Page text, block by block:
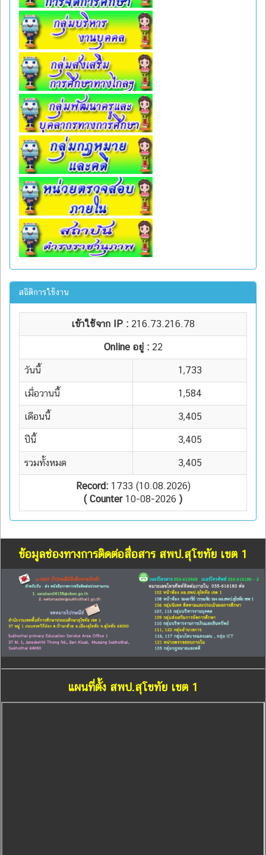
สถิติการใช้งาน
เข้าใช้จาก IP : 216.73.216.78
Online อยู่ : 22
วันนี้ 1,733
เมื่อวานนี้ 1,584
เดือนนี้ 3,405
ปีนี้ 3,405
รวมทั้งหมด 3,405
Record:1733 (10.08.2026)
( Counter10-08-2026 )
ข้อมูลช่องทางการติดต่อสื่อสาร สพป.สุโขทัย เขต 1
แผนที่ตั้ง สพป.สุโขทัย เขต 1